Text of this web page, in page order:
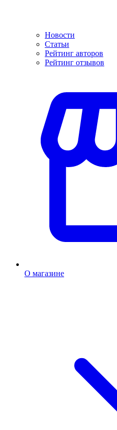
Новости
Статьи
Рейтинг авторов
Рейтинг отзывов
О магазине